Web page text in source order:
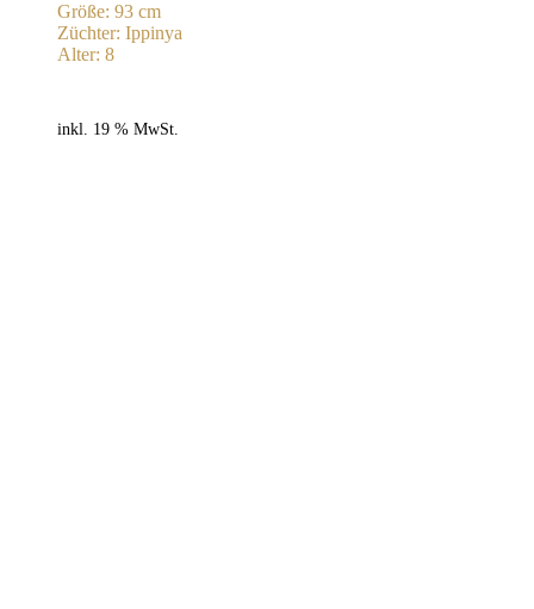
Größe: 93 cm
Züchter: Ippinya
Alter: 8
inkl. 19 % MwSt.